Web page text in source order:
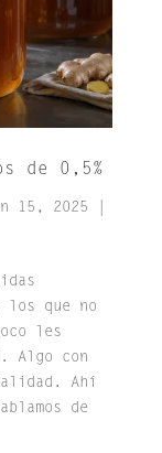
de 0,5%
15, 2025
los que no
les
Algo con
Ahí
de